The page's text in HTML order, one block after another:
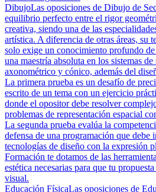
DibujoLas oposiciones de Dibujo de
equilibrio perfecto entre el rigor
creativa, siendo una de las
artística. A diferencia de otras áreas,
solo exige un conocimiento profundo
una maestría absoluta en los sistemas
axonométrico y cónico, además del
La primera prueba es un desafío de
escrito de un tema con un ejercicio
donde el opositor debe resolver
problemas de representación espacial
La segunda prueba evalúa la
defensa de una programación que debe
tecnologías de diseño con la expresión
Formación te dotamos de las
estética necesarias para que tu
visual.
Educación FísicaLas oposiciones de